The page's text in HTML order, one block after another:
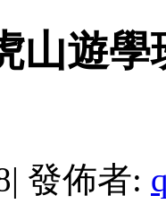
山遊
| 發佈者: